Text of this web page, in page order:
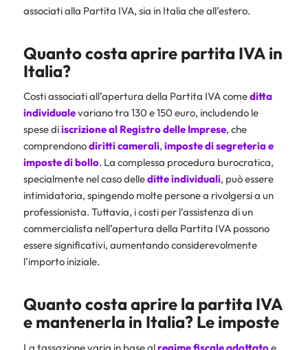
associati alla Partita IVA, sia in Italia che all’estero.
Quanto costa aprire partita IVA in
Italia?
Costi associati all’apertura della Partita IVA comeditta
individualevariano tra 130 e 150 euro, includendo le
spese diiscrizione al Registro delle Imprese, che
comprendonodiritticamerali, impostedi segreteria e
imposte di bollo. La complessa procedura burocratica,
specialmente nel caso delleditte individuali, può essere
intimidatoria, spingendo molte persone a rivolgersi a un
professionista. Tuttavia, i costi per l’assistenza di un
commercialista nell’apertura della Partita IVA possono
essere significativi, aumentando considerevolmente
l’importo iniziale.
Quanto costa aprire la partita IVA
e mantenerla in Italia? Le imposte